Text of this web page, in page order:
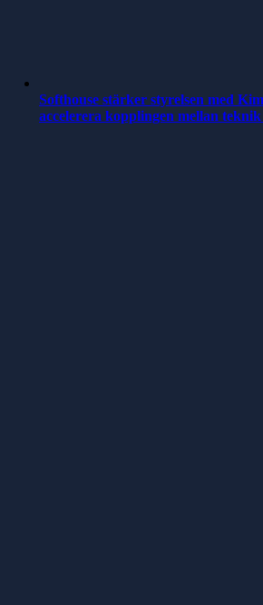
Softhouse stärker styrelsen med
accelerera kopplingen mellan